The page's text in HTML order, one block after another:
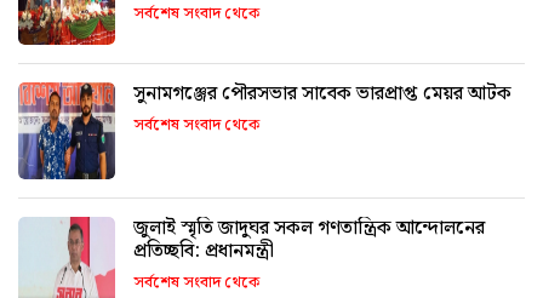
সর্বশেষ সংবাদ থেকে
সুনামগঞ্জের পৌরসভার সাবেক ভারপ্রাপ্ত মেয়র আটক
সর্বশেষ সংবাদ থেকে
জুলাই স্মৃতি জাদুঘর সকল গণতান্ত্রিক আন্দোলনের
প্রতিচ্ছবি: প্রধানমন্ত্রী
সর্বশেষ সংবাদ থেকে